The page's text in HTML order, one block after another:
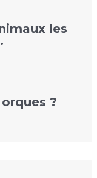
les
?